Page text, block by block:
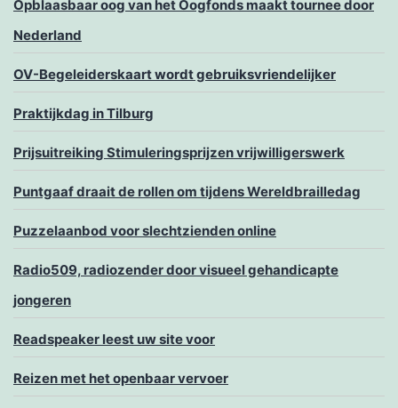
Opblaasbaar oog van het Oogfonds maakt tournee door
Nederland
OV-Begeleiderskaart wordt gebruiksvriendelijker
Praktijkdag in Tilburg
Prijsuitreiking Stimuleringsprijzen vrijwilligerswerk
Puntgaaf draait de rollen om tijdens Wereldbrailledag
Puzzelaanbod voor slechtzienden online
Radio509, radiozender door visueel gehandicapte
jongeren
Readspeaker leest uw site voor
Reizen met het openbaar vervoer